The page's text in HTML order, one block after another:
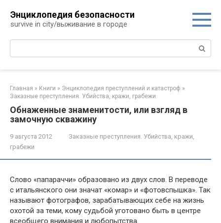
контенту
Энциклопедия безопасности
survive in city/выживание в городе
Поиск:
Главная » Книги » Энциклопедия преступлений и катастроф »
Заказные преступления. Убийства, кражи, грабежи
Обнаженные знаменитости, или взгляд в
замочную скважину
9 августа 2012
Заказные преступления. Убийства, кражи,
грабежи
Слово «папараччи» образовано из двух слов. В переводе
с итальянского они значат «комар» и «фотовспышка». Так
называют фотографов, зарабатывающих себе на жизнь
охотой за теми, кому судьбой уготовано быть в центре
всеобщего внимания и любопытства.